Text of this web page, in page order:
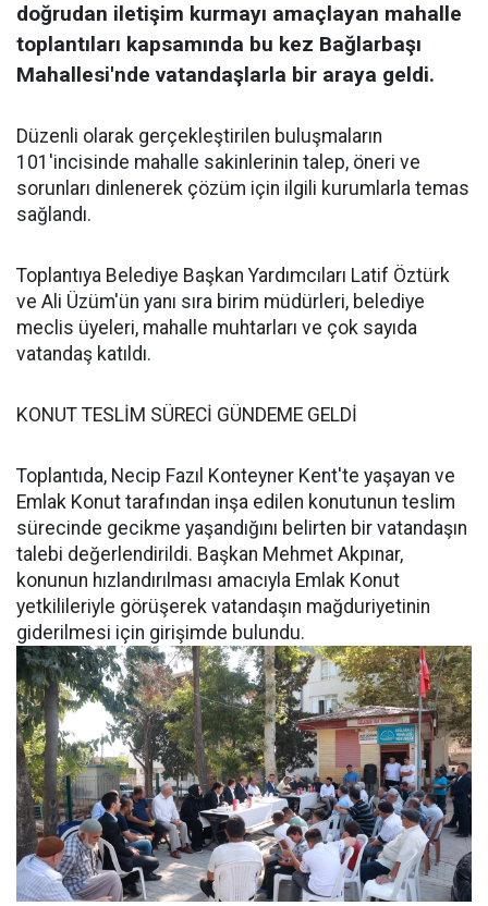
doğrudan iletişim kurmayı amaçlayan mahalle
toplantıları kapsamında bu kez Bağlarbaşı
Mahallesi'nde vatandaşlarla bir araya geldi.
Düzenli olarak gerçekleştirilen buluşmaların
101'incisinde mahalle sakinlerinin talep, öneri ve
sorunları dinlenerek çözüm için ilgili kurumlarla temas
sağlandı.
Toplantıya Belediye Başkan Yardımcıları Latif Öztürk
ve Ali Üzüm'ün yanı sıra birim müdürleri, belediye
meclis üyeleri, mahalle muhtarları ve çok sayıda
vatandaş katıldı.
KONUT TESLİM SÜRECİ GÜNDEME GELDİ
Toplantıda, Necip Fazıl Konteyner Kent'te yaşayan ve
Emlak Konut tarafından inşa edilen konutunun teslim
sürecinde gecikme yaşandığını belirten bir vatandaşın
talebi değerlendirildi. Başkan Mehmet Akpınar,
konunun hızlandırılması amacıyla Emlak Konut
yetkilileriyle görüşerek vatandaşın mağduriyetinin
giderilmesi için girişimde bulundu.